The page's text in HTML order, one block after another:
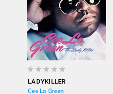
LADYKILLER
Cee Lo Green